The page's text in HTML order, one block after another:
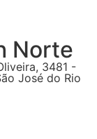
Norte
3481 -
José do Rio